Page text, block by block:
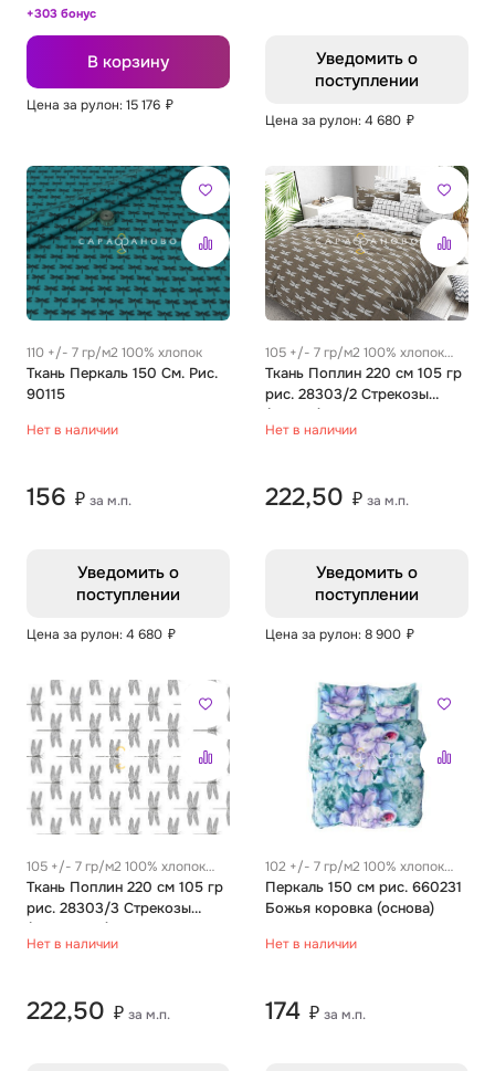
+303 бонус
В корзину
Цена за рулон: 15 176 ₽
Уведомить о
поступлении
Цена за рулон: 4 680 ₽
110 +/- 7 гр/м2 100% хлопок
Ткань Перкаль 150 См. Рис.
90115
Нет в наличии
156 ₽ за м.п.
Уведомить о
поступлении
Цена за рулон: 4 680 ₽
105 +/- 7 гр/м2 100% хлопок
0.22 м
Ткань Поплин 220 см 105 гр
рис. 28303/2 Стрекозы
(основа)
Нет в наличии
222,50 ₽ за м.п.
Уведомить о
поступлении
Цена за рулон: 8 900 ₽
105 +/- 7 гр/м2 100% хлопок
0.22 м
Ткань Поплин 220 см 105 гр
рис. 28303/3 Стрекозы
(компаньон)
Нет в наличии
222,50 ₽ за м.п.
102 +/- 7 гр/м2 100% хлопок
0.23 м
Перкаль 150 см рис. 660231
Божья коровка (основа)
Нет в наличии
174 ₽ за м.п.